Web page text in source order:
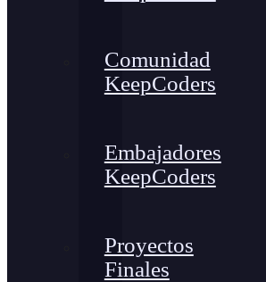
Comunidad
KeepCoders
Embajadores
KeepCoders
Proyectos
Finales